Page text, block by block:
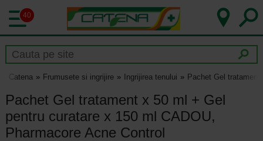
40
Catena Frumusete si ingrijire Ingrijirea tenului Pachet Gel
Pachet Gel tratament x 50 ml + Gel
pentru curatare x 150 ml CADOU,
Pharmacore Acne Control